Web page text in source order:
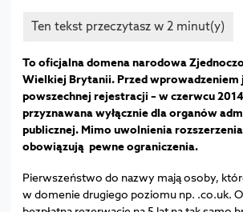
To oficjalna domena narodowa
Wielkiej Brytanii. Przed wprowadzeniem
powszechnej rejestracji – w czerwcu
przyznawana wyłącznie dla organów
publicznej. Mimo uwolnienia
obowiązują pewne ograniczenia.
Pierwszeństwo do nazwy mają osoby,
w domenie drugiego poziomu np. .co.uk.